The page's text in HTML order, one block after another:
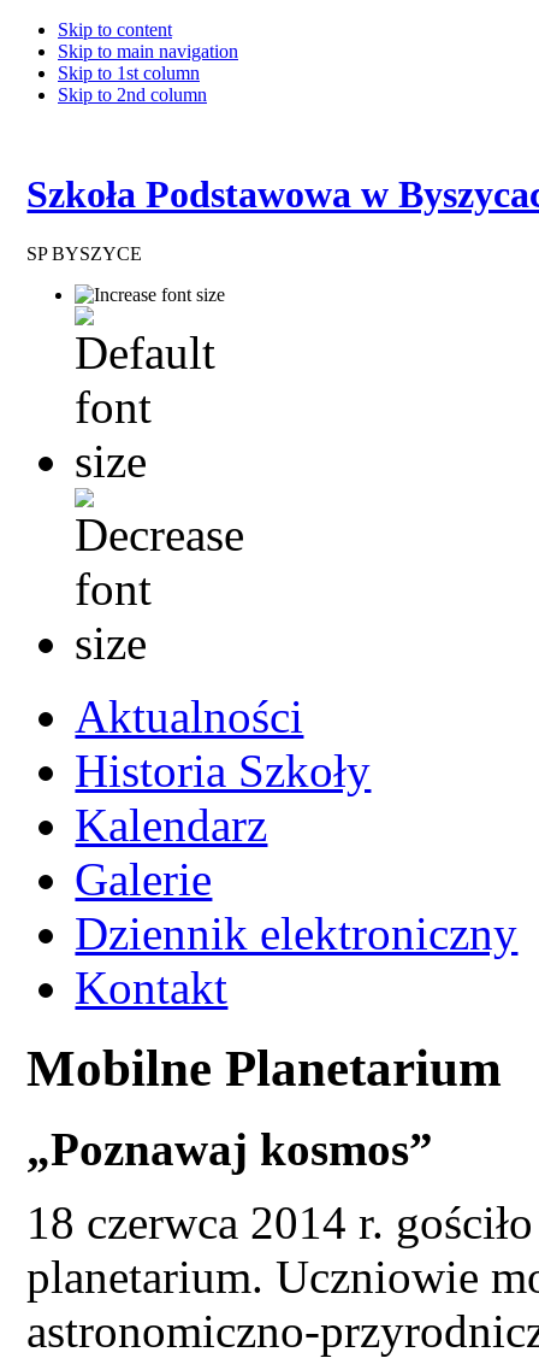
Skip to content
Skip to main navigation
Skip to 1st column
Skip to 2nd column
Szkoła Podstawowa w
SP BYSZYCE
Aktualności
Historia Szkoły
Kalendarz
Galerie
Dziennik elektroniczny
Kontakt
Mobilne Planetarium
„Poznawaj kosmos”
18 czerwca 2014 r.
planetarium. Uczniowie
astronomiczno-